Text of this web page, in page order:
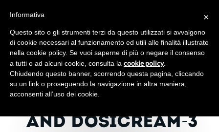
8.5 L HOPPER GROUP
AND DOSICREAM-3
×
Informativa
Questo sito o gli strumenti terzi da questo utilizzati si avvalgono
di cookie necessari al funzionamento ed utili alle finalità illustrate
nella cookie policy. Se vuoi saperne di più o negare il consenso
a tutti o ad alcuni cookie, consulta la cookie policy.
Chiudendo questo banner, scorrendo questa pagina, cliccando
su un link o proseguendo la navigazione in altra maniera,
acconsenti all’uso dei cookie.